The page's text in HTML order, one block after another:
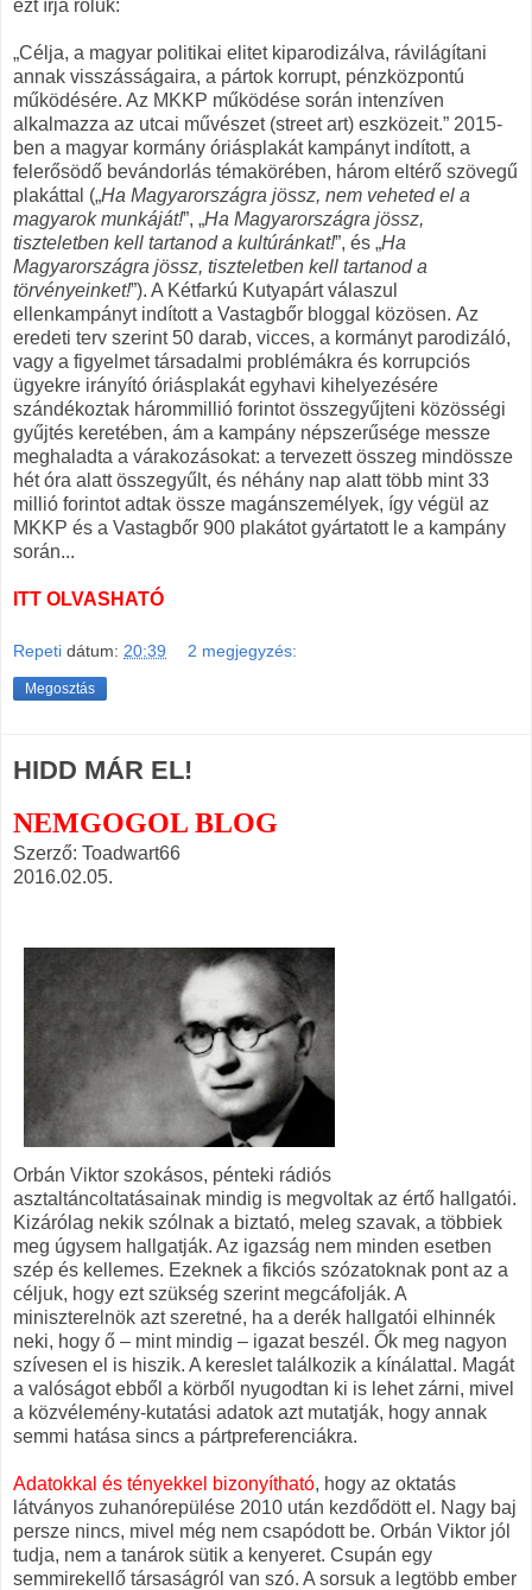
ezt írja róluk:
„Célja, a magyar politikai elitet kiparodizálva, rávilágítani
annak visszásságaira, a pártok korrupt, pénzközpontú
működésére. Az MKKP működése során intenzíven
alkalmazza az utcai művészet (street art) eszközeit.” 2015-
ben a magyar kormány óriásplakát kampányt indított, a
felerősödő bevándorlás témakörében, három eltérő szövegű
plakáttal („Ha Magyarországra jössz, nem veheted el a
magyarok munkáját!”, „Ha Magyarországra jössz,
tiszteletben kell tartanod a kultúránkat!”, és „Ha
Magyarországra jössz, tiszteletben kell tartanod a
törvényeinket!”). A Kétfarkú Kutyapárt válaszul
ellenkampányt indított a Vastagbőr bloggal közösen. Az
eredeti terv szerint 50 darab, vicces, a kormányt parodizáló,
vagy a figyelmet társadalmi problémákra és korrupciós
ügyekre irányító óriásplakát egyhavi kihelyezésére
szándékoztak hárommillió forintot összegyűjteni közösségi
gyűjtés keretében, ám a kampány népszerűsége messze
meghaladta a várakozásokat: a tervezett összeg mindössze
hét óra alatt összegyűlt, és néhány nap alatt több mint 33
millió forintot adtak össze magánszemélyek, így végül az
MKKP és a Vastagbőr 900 plakátot gyártatott le a kampány
során...
ITT OLVASHATÓ
Repeti dátum: 20:39 2 megjegyzés:
Megosztás
HIDD MÁR EL!
NEMGOGOL BLOG
Szerző: Toadwart66
2016.02.05.
Orbán Viktor szokásos, pénteki rádiós
asztaltáncoltatásainak mindig is megvoltak az értő hallgatói.
Kizárólag nekik szólnak a biztató, meleg szavak, a többiek
meg úgysem hallgatják. Az igazság nem minden esetben
szép és kellemes. Ezeknek a fikciós szózatoknak pont az a
céljuk, hogy ezt szükség szerint megcáfolják. A
miniszterelnök azt szeretné, ha a derék hallgatói elhinnék
neki, hogy ő – mint mindig – igazat beszél. Ők meg nagyon
szívesen el is hiszik. A kereslet találkozik a kínálattal. Magát
a valóságot ebből a körből nyugodtan ki is lehet zárni, mivel
a közvélemény-kutatási adatok azt mutatják, hogy annak
semmi hatása sincs a pártpreferenciákra.
Adatokkal és tényekkel bizonyítható, hogy az oktatás
látványos zuhanórepülése 2010 után kezdődött el. Nagy baj
persze nincs, mivel még nem csapódott be. Orbán Viktor jól
tudja, nem a tanárok sütik a kenyeret. Csupán egy
semmirekellő társaságról van szó. A sorsuk a legtöbb ember